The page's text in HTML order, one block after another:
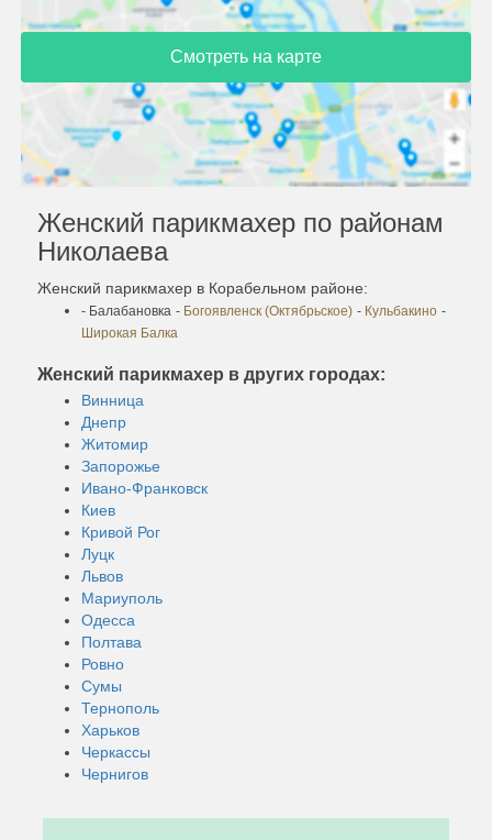
Смотреть на карте
Женский парикмахер по районам
Николаева
Женский парикмахер в Корабельном районе:
- Балабановка - Богоявленск (Октябрьское) - Кульбакино -
Широкая Балка
Женский парикмахер в других городах:
Винница
Днепр
Житомир
Запорожье
Ивано-Франковск
Киев
Кривой Рог
Луцк
Львов
Мариуполь
Одесса
Полтава
Ровно
Сумы
Тернополь
Харьков
Черкассы
Чернигов